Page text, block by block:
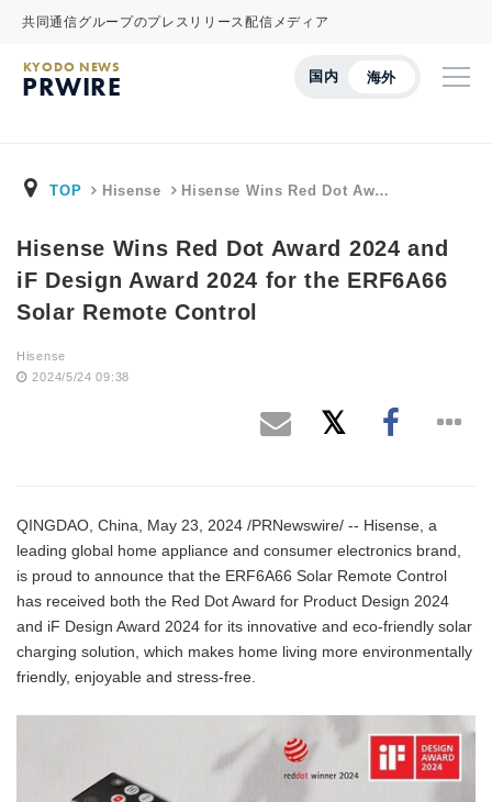
共同通信グループのプレスリリース配信メディア
国内 海外
KYODO NEWS
PRWIRE
TOP Hisense Hisense Wins Red Dot Aw…
Hisense Wins Red Dot Award 2024 and
iF Design Award 2024 for the ERF6A66
Solar Remote Control
Hisense
2024/5/24 09:38
QINGDAO, China, May 23, 2024 /PRNewswire/ -- Hisense, a
leading global home appliance and consumer electronics brand,
is proud to announce that the ERF6A66 Solar Remote Control
has received both the Red Dot Award for Product Design 2024
and iF Design Award 2024 for its innovative and eco-friendly solar
charging solution, which makes home living more environmentally
friendly, enjoyable and stress-free.